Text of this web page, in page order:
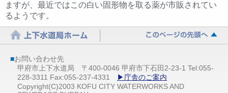
ますが、最近ではこの白い固形物を取る薬が市販されてい
るようです。
■お問い合わせ先
甲府市上下水道局 〒400-0046 甲府市下石田2-23-1 Tel:055-
228-3311 Fax:055-237-4331
▶庁舎のご案内
Copyright(C)2003 KOFU CITY WATERWORKS AND